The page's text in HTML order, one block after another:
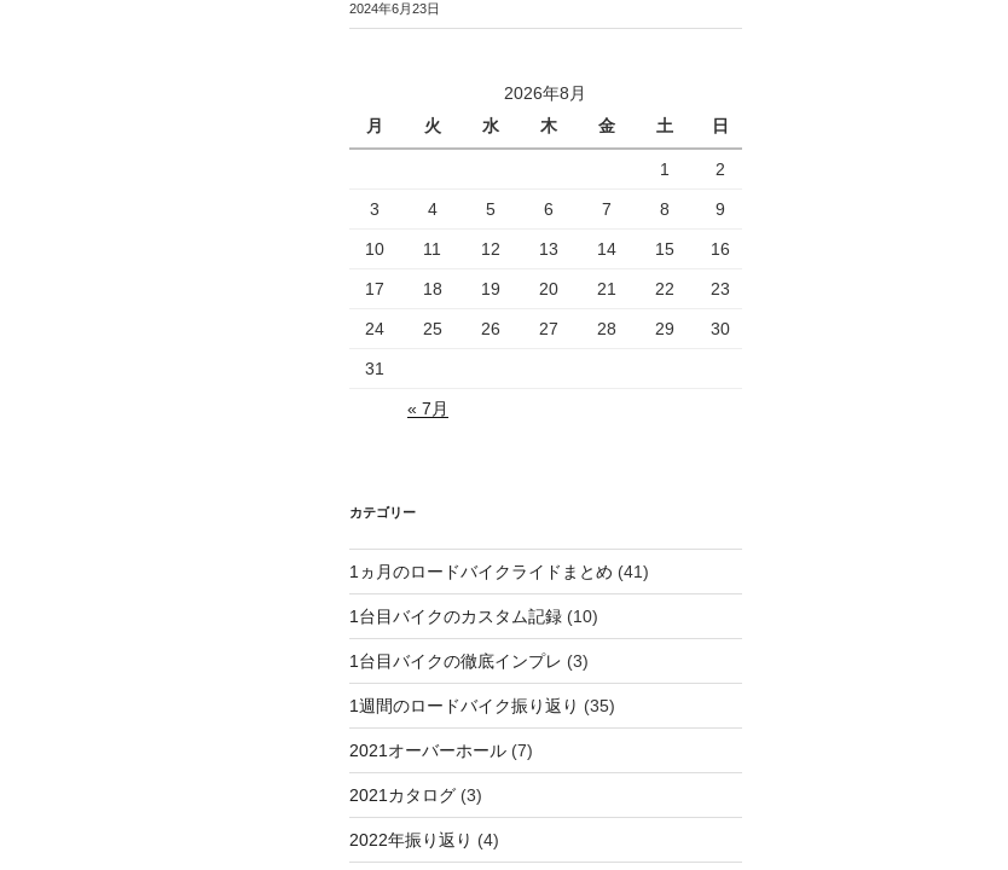
2024年6月23日
2026年8月
月
火 水 木 金 土 日
1 2
3 4 5 6 7 8 9
10 11 12 13 14 15 16
17 18 19 20 21 22 23
24 25 26 27 28 29 30
31
« 7月
カテゴリー
1ヵ月のロードバイクライドまとめ (41)
1台目バイクのカスタム記録(10)
1台目バイクの徹底インプレ (3)
1週間のロードバイク振り返り (35)
2021オーバーホール(7)
2021カタログ(3)
2022年振り返り (4)